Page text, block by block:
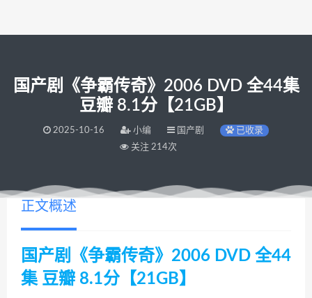
国产剧《争霸传奇》2006 DVD 全44集
豆瓣 8.1分【21GB】
2025-10-16 小编 国产剧
已收录
关注 214次
正文概述
国产剧《争霸传奇》2006 DVD 全44
集 豆瓣 8.1分【21GB】